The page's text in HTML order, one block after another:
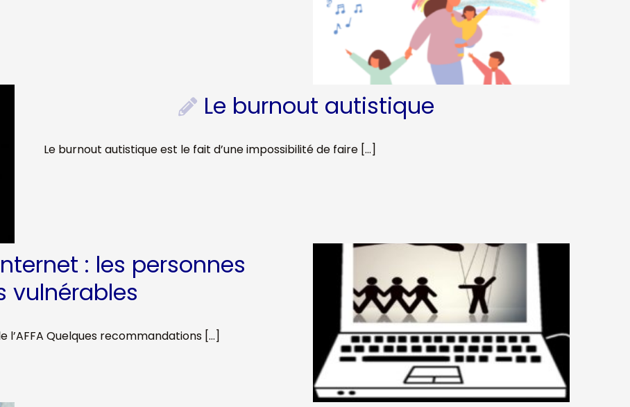
Le burnout autistique
Le burnout autistique est le fait d’une impossibilité de faire […]
: les personnes
vulnérables
l’AFFA Quelques recommandations […]